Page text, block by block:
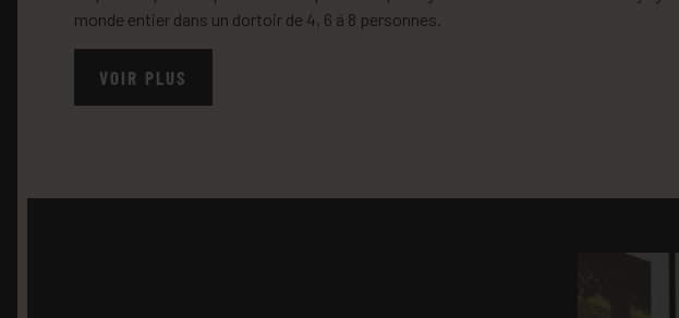
monde entier dans un dortoir de 4, 6 á 8 personnes.
VOIR PLUS